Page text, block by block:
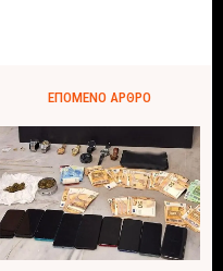
ΕΠΌΜΕΝΟ ΆΡΘΡΟ